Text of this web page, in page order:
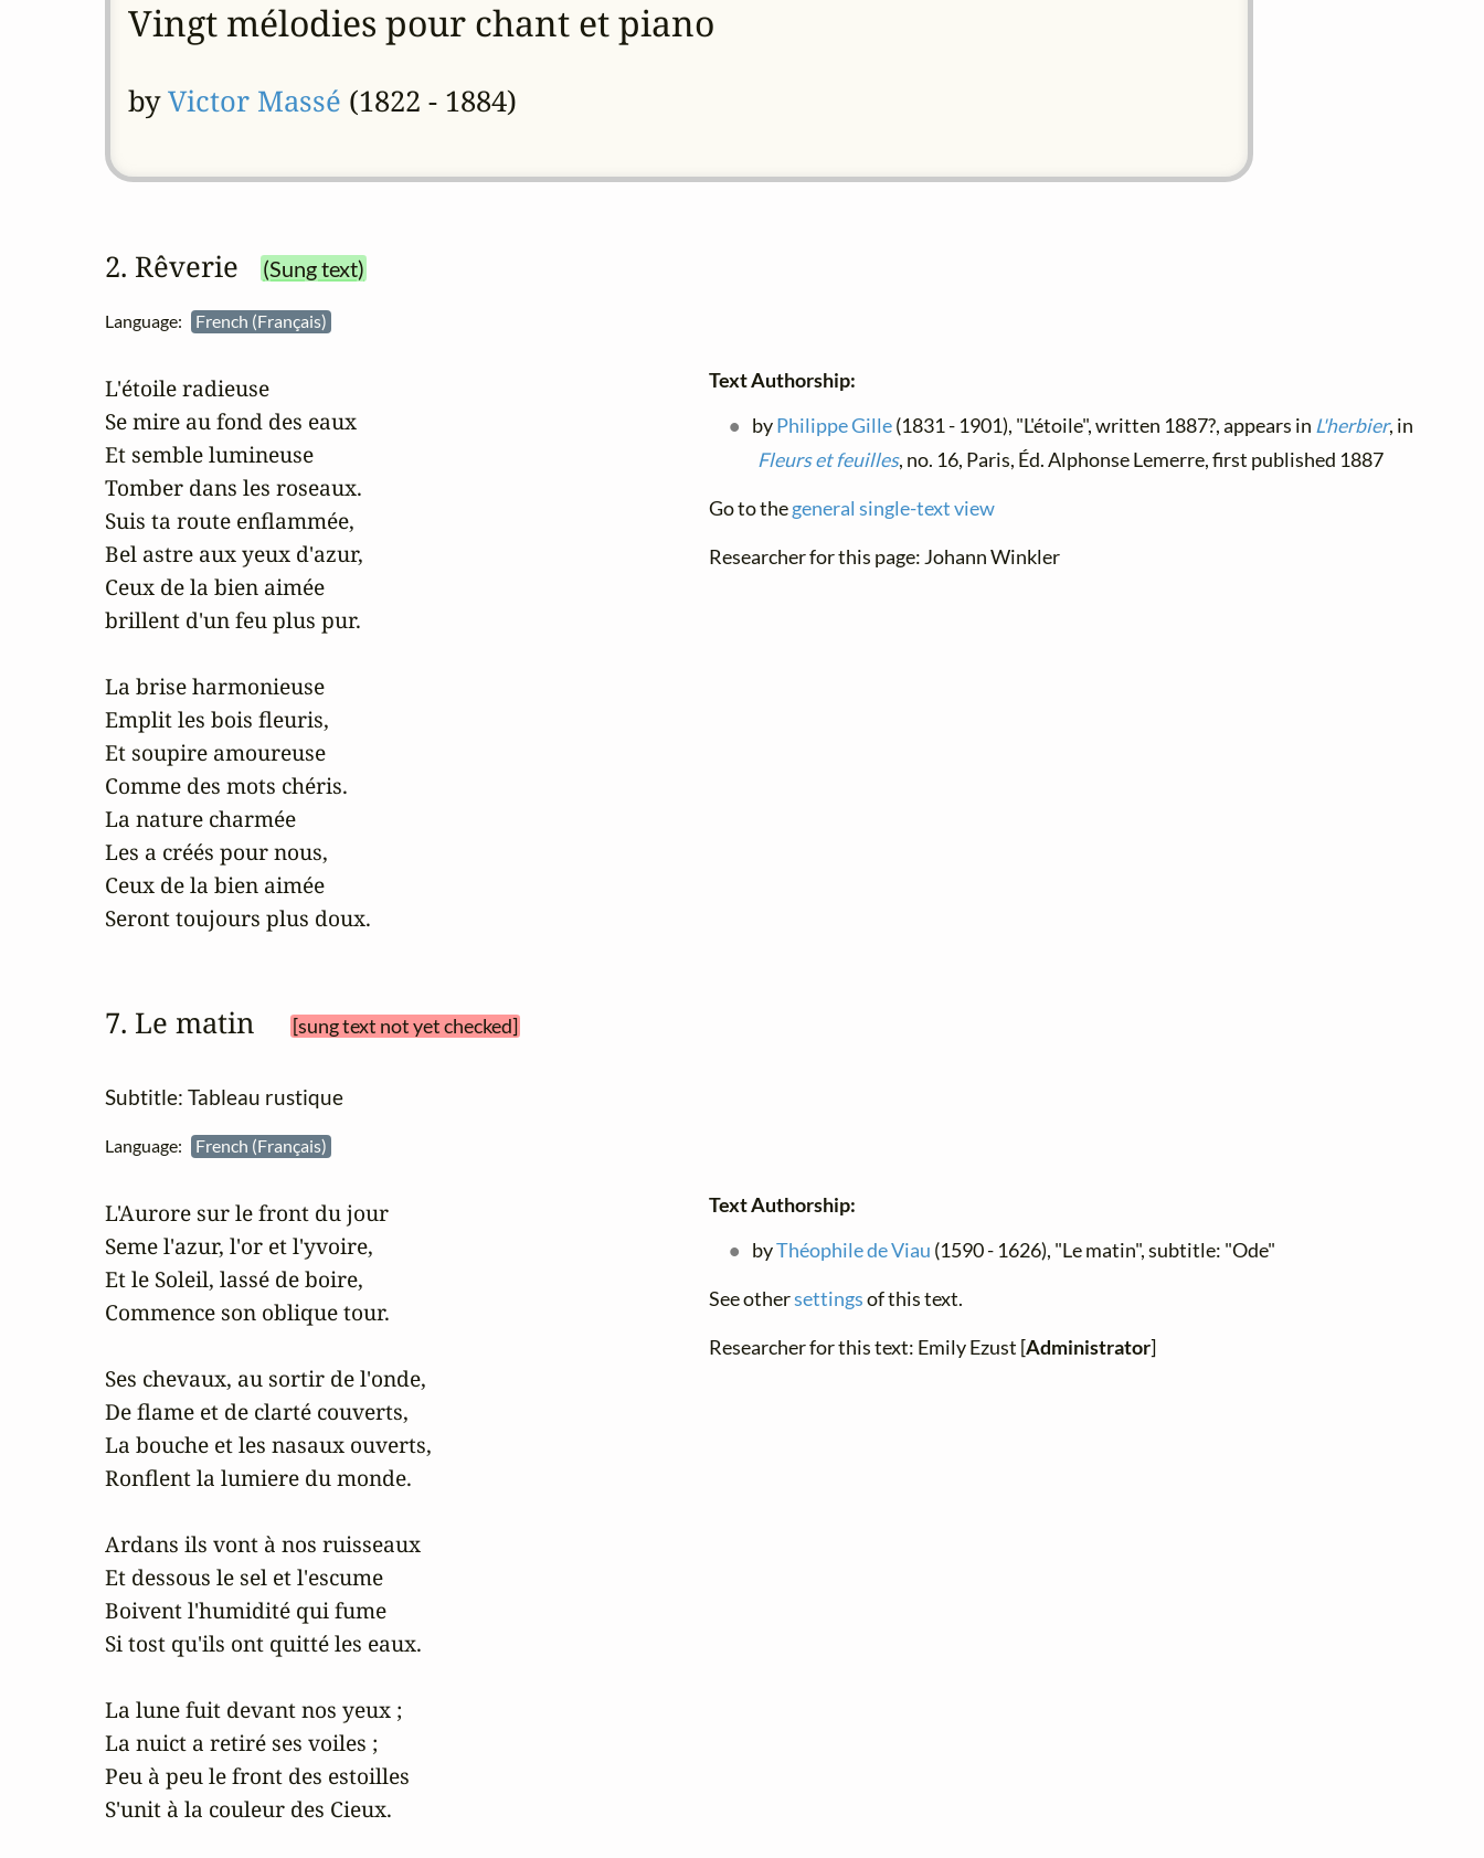
Vingt mélodies pour chant et piano
byVictor Massé (1822 - 1884)
2. Rêverie (Sung text)
Language: French (Français)
L'étoile radieuse
Se mire au fond des eaux
Et semble lumineuse
Tomber dans les roseaux.
Suis ta route enflammée,
Bel astre aux yeux d'azur,
Ceux de la bien aimée
brillent d'un feu plus pur.
La brise harmonieuse
Emplit les bois fleuris,
Et soupire amoureuse
Comme des mots chéris.
La nature charmée
Les a créés pour nous,
Ceux de la bien aimée
Seront toujours plus doux.
Text Authorship:
byPhilippe Gille(1831 - 1901), "L'étoile", written 1887?, appears in L'herbier, in
Fleurs et feuilles, no. 16, Paris, Éd. Alphonse Lemerre, first published 1887
Go to thegeneral single-text view
Researcher for this page: Johann Winkler
7. Le matin [sung text not yet checked]
Subtitle: Tableau rustique
Language: French (Français)
L'Aurore sur le front du jour
Seme l'azur, l'or et l'yvoire,
Et le Soleil, lassé de boire,
Commence son oblique tour.
Ses chevaux, au sortir de l'onde,
De flame et de clarté couverts,
La bouche et les nasaux ouverts,
Ronflent la lumiere du monde.
Ardans ils vont à nos ruisseaux
Et dessous le sel et l'escume
Boivent l'humidité qui fume
Si tost qu'ils ont quitté les eaux.
La lune fuit devant nos yeux ;
La nuict a retiré ses voiles ;
Peu à peu le front des estoilles
S'unit à la couleur des Cieux.
Text Authorship:
byThéophile de Viau (1590 - 1626), "Le matin", subtitle: "Ode"
See othersettingsof this text.
Researcher for this text: Emily Ezust [Administrator]